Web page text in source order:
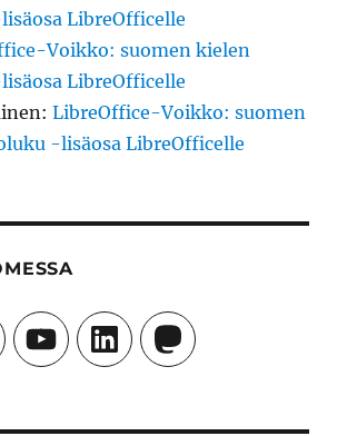
LibreOfficelle
Voikko: suomen kielen
LibreOfficelle
:LibreOffice-Voikko: suomen
-lisäosa LibreOfficelle
YouTubeLinkedInMastodon